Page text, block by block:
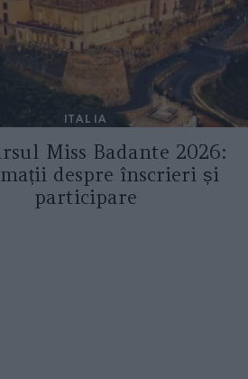
ITALIA
Miss Badante 2026:
despre înscrieri și
participare